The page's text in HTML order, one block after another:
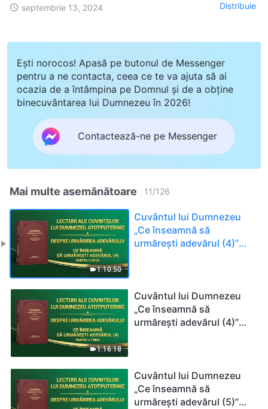
septembrie 13, 2024 Distribuie
Ești norocos! Apasă pe butonul de Messenger
pentru a ne contacta, ceea ce te va ajuta să ai
ocazia de a întâmpina pe Domnul și de a obține
binecuvântarea lui Dumnezeu în 2026!
Contactează-ne pe Messenger
Mai multe asemănătoare 11/126
1:10:50
Cuvântul lui Dumnezeu
„Ce înseamnă să
urmărești adevărul (4)”
1:16:18
Cuvântul lui Dumnezeu
„Ce înseamnă să
urmărești adevărul (4)”
Cuvântul lui Dumnezeu
„Ce înseamnă să
urmărești adevărul (5)”